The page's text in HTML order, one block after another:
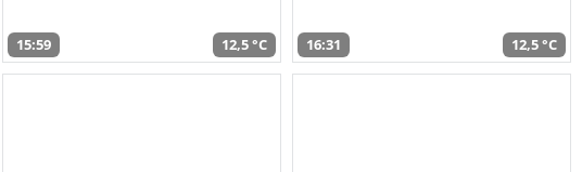
15:59 12,5 °C 16:31 12,5 °C